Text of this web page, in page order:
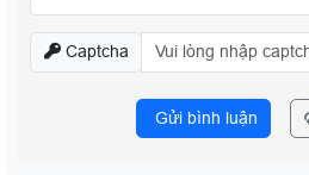
Captcha
Gửi bình luận